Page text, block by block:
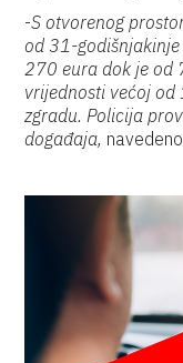
-S otvorenog
od 31-
270 eura dok je od
vrijednosti većoj od
zgradu. Policija
događaja,